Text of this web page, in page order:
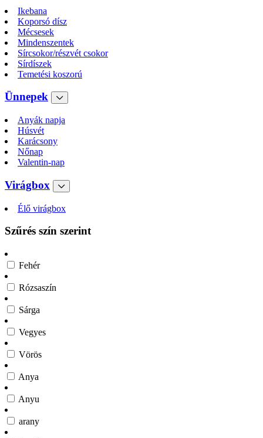
Ikebana
Koporsó dísz
Mécsesek
Mindenszentek
Sírcsokor/részvét csokor
Sírdíszek
Temetési koszorú
Ünnepek
Anyák napja
Húsvét
Karácsony
Nőnap
Valentin-nap
Virágbox
Élő virágbox
Szűrés szín szerint
Fehér
Rózsaszín
Sárga
Vegyes
Vörös
Anya
Anyu
arany